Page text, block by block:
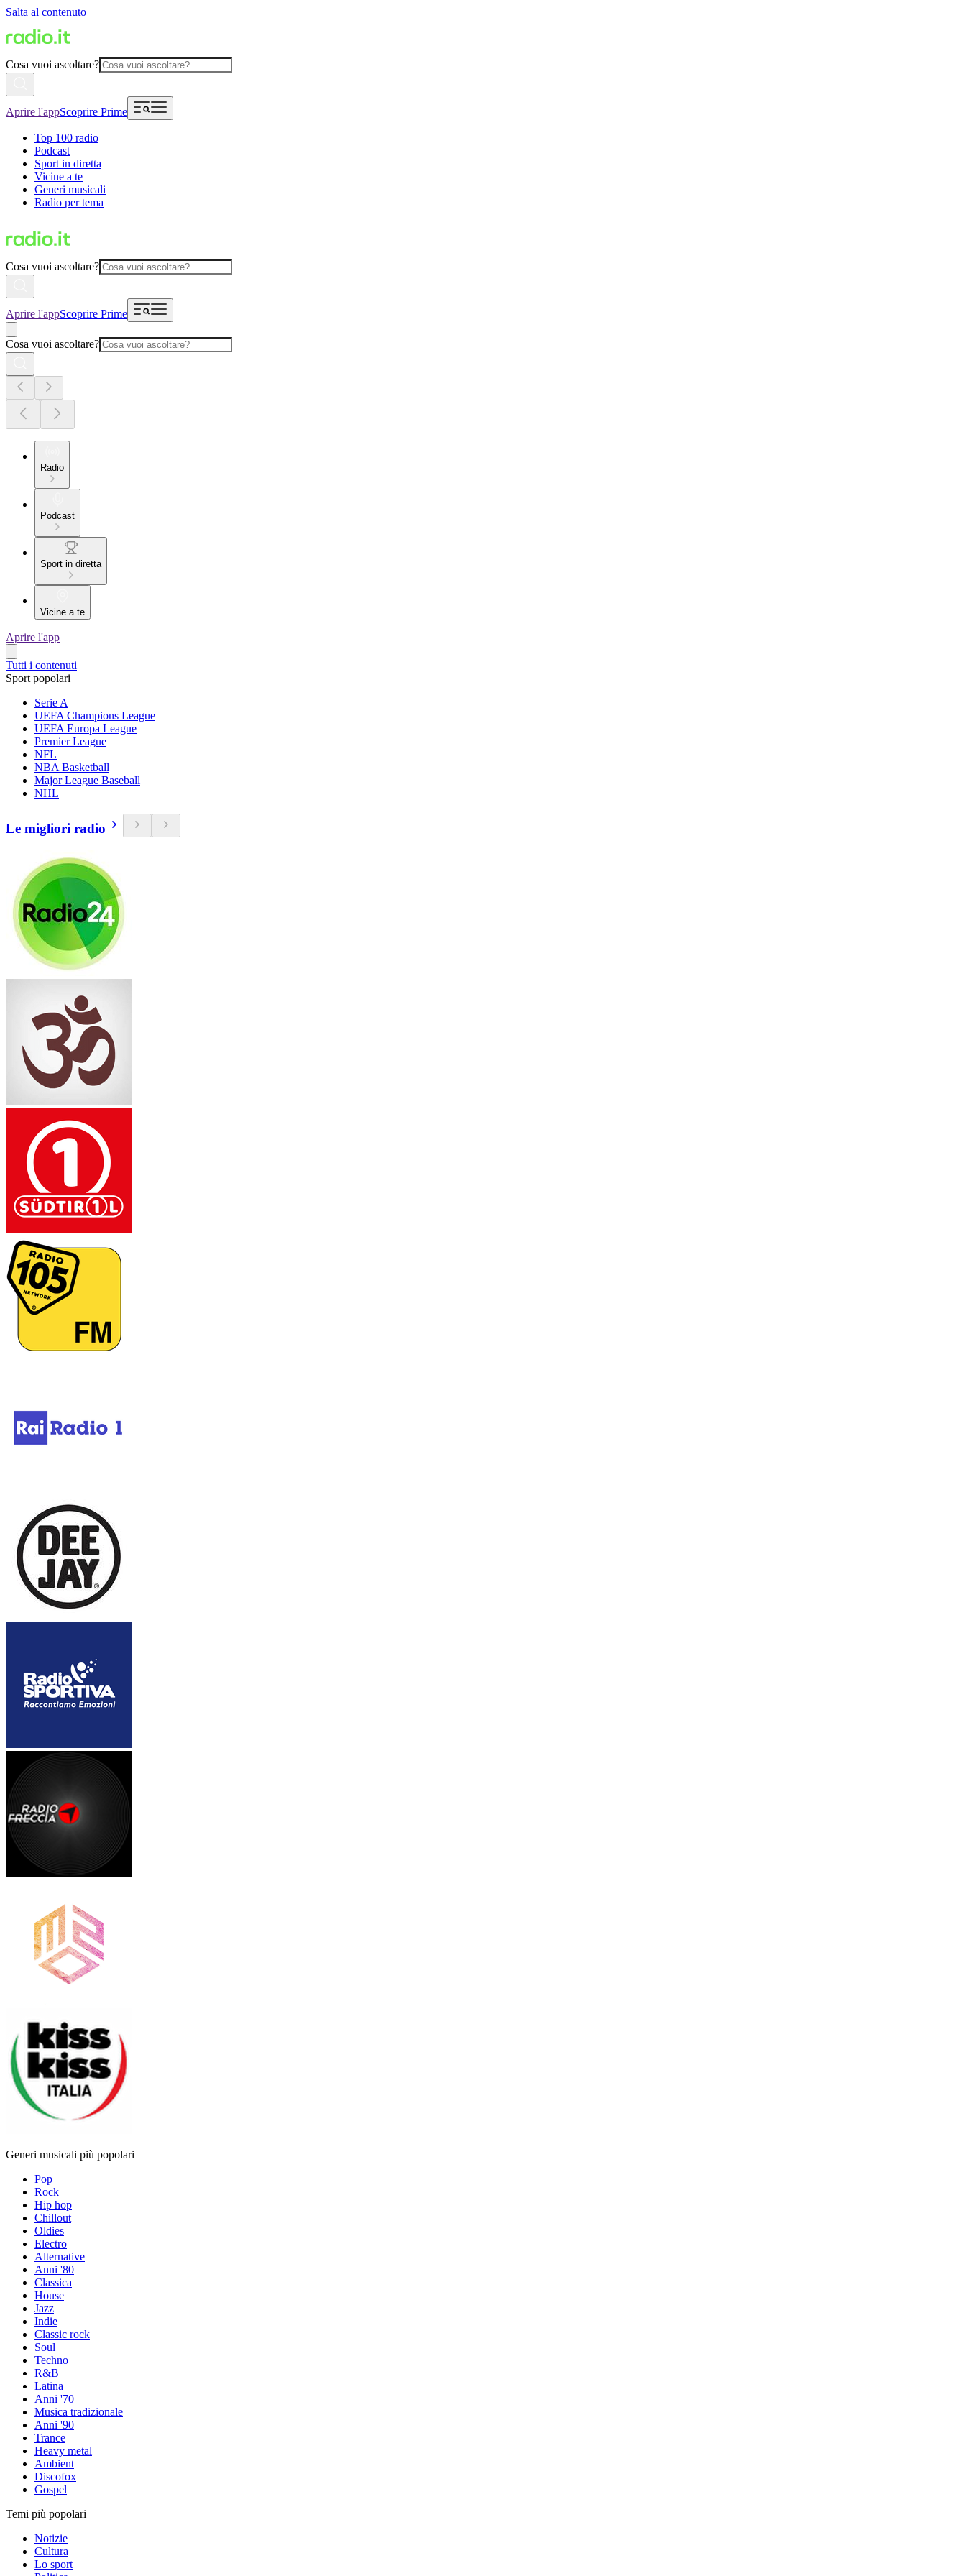
Salta al contenuto
Cosa vuoi ascoltare?
Aprire l'appScoprire Prime
Top 100 radio
Podcast
Sport in diretta
Vicine a te
Generi musicali
Radio per tema
Cosa vuoi ascoltare?
Aprire l'appScoprire Prime
Cosa vuoi ascoltare?
Radio
Podcast
Sport in diretta
Vicine a te
Aprire l'app
Tutti i contenuti
Sport popolari
Serie A
UEFA Champions League
UEFA Europa League
Premier League
NFL
NBA Basketball
Major League Baseball
NHL
Le migliori radio
Generi musicali più popolari
Pop
Rock
Hip hop
Chillout
Oldies
Electro
Alternative
Anni '80
Classica
House
Jazz
Indie
Classic rock
Soul
Techno
R&B
Latina
Anni '70
Musica tradizionale
Anni '90
Trance
Heavy metal
Ambient
Discofox
Gospel
Temi più popolari
Notizie
Cultura
Lo sport